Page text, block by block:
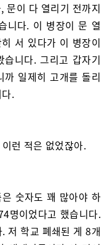
이 다 열리기 전까지
니다. 이 병장이 문 열
서 있다가 이 병장이
니다. 그리고 갑자기
까 일제히 고개를 돌리
.
런 적은 없었잖아.
숫자도 꽤 많아야 하
명이었다고 했습니다.
저 학교 폐쇄된 게 8개